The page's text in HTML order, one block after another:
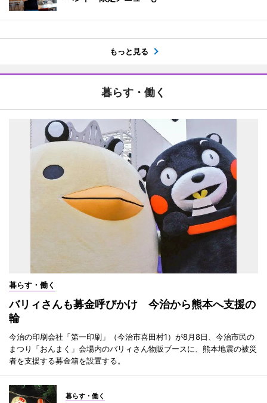
もっと見る
暮らす・働く
暮らす・働く
バリィさんも募金呼びかけ 今治から熊本へ支援の
輪
今治の印刷会社「第一印刷」（今治市喜田村1）が8月8日、今治市民の
まつり「おんまく」会場内のバリィさん物販ブースに、熊本地震の被災
者を支援する募金箱を設置する。
暮らす・働く